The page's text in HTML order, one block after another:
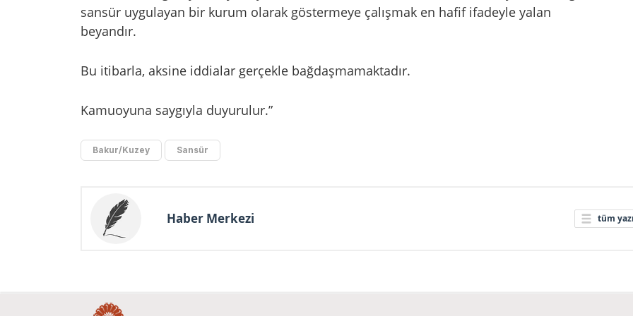
sansür uygulayan bir kurum olarak göstermeye çalışmak en hafif ifadeyle yalan
beyandır.
Bu itibarla, aksine iddialar gerçekle bağdaşmamaktadır.
Kamuoyuna saygıyla duyurulur.”
Bakur/Kuzey Sansür
Haber Merkezi tüm